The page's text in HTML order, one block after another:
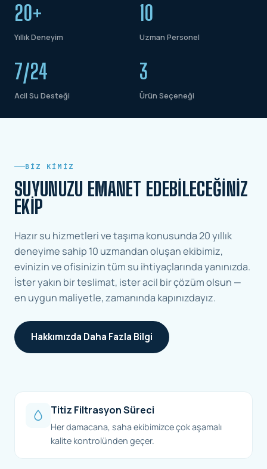
20+
Yıllık Deneyim
10
Uzman Personel
7/24
Acil Su Desteği
3
Ürün Seçeneği
BIZ KIMIZ
SUYUNUZU EMANET EDEBILECEĞINIZ
EKIP
Hazır su hizmetleri ve taşıma konusunda 20 yıllık
deneyime sahip 10 uzmandan oluşan ekibimiz,
evinizin ve ofisinizin tüm su ihtiyaçlarında yanınızda.
İster yakın bir teslimat, ister acil bir çözüm olsun —
en uygun maliyetle, zamanında kapınızdayız.
Hakkımızda Daha Fazla Bilgi
Titiz Filtrasyon Süreci
Her damacana, saha ekibimizce çok aşamalı
kalite kontrolünden geçer.